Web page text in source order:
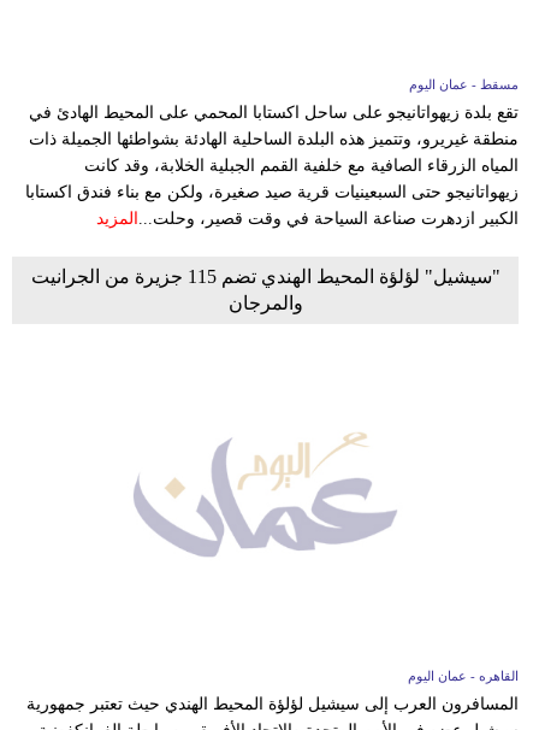
مسقط - عمان اليوم
تقع بلدة زيهواتانيجو على ساحل اكستابا المحمي على المحيط الهادئ في
منطقة غيريرو، وتتميز هذه البلدة الساحلية الهادئة بشواطئها الجميلة ذات
المياه الزرقاء الصافية مع خلفية القمم الجبلية الخلابة، وقد كانت
زيهواتانيجو حتى السبعينيات قرية صيد صغيرة، ولكن مع بناء فندق اكستابا
الكبير ازدهرت صناعة السياحة في وقت قصير، وحلت...
المزيد
"سيشيل" لؤلؤة المحيط الهندي تضم 115 جزيرة من الجرانيت
والمرجان
القاهره - عمان اليوم
المسافرون العرب إلى سيشيل لؤلؤة المحيط الهندي حيث تعتبر جمهورية